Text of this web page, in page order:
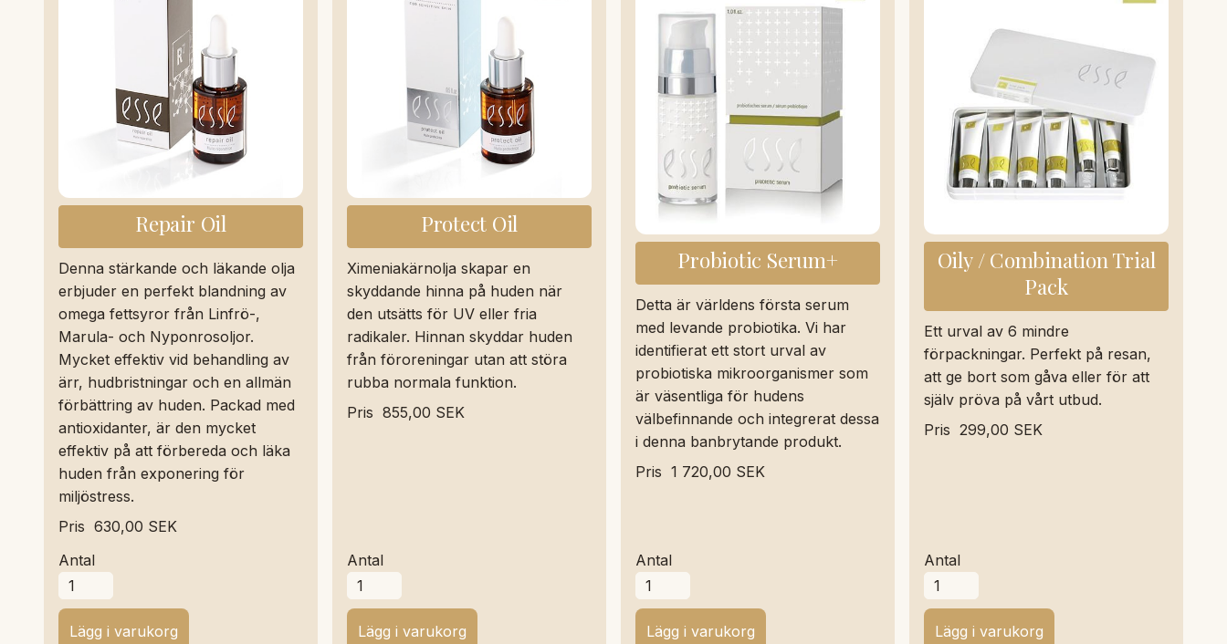
Repair Oil
Denna stärkande och läkande olja
erbjuder en perfekt blandning av
omega fettsyror från Linfrö-,
Marula- och Nyponrosoljor.
Mycket effektiv vid behandling av
ärr, hudbristningar och en allmän
förbättring av huden. Packad med
antioxidanter, är den mycket
effektiv på att förbereda och läka
huden från exponering för
miljöstress.
Pris 630,00 SEK
Antal
Protect Oil
Ximeniakärnolja skapar en
skyddande hinna på huden när
den utsätts för UV eller fria
radikaler. Hinnan skyddar huden
från föroreningar utan att störa
rubba normala funktion.
Pris 855,00 SEK
Antal
Probiotic Serum+
Detta är världens första serum
med levande probiotika. Vi har
identifierat ett stort urval av
probiotiska mikroorganismer som
är väsentliga för hudens
välbefinnande och integrerat dessa
i denna banbrytande produkt.
Pris 1 720,00 SEK
Antal
Oily / Combination Trial
Pack
Ett urval av 6 mindre
förpackningar. Perfekt på resan,
att ge bort som gåva eller för att
själv pröva på vårt utbud.
Pris 299,00 SEK
Antal